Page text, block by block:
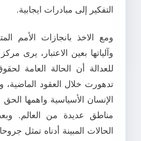
التفكير إلى مبادرات ايجابية.
ومع الاخذ بانجازات الأمم
وآلياتها بعين الاعتبار، يرى
للعدالة أن الحالة العامة
تدهورت خلال العقود
الإنسان الأسياسية واهمها
مناطق عديدة من العالم.
الحالات المبينة أدناه تمثل